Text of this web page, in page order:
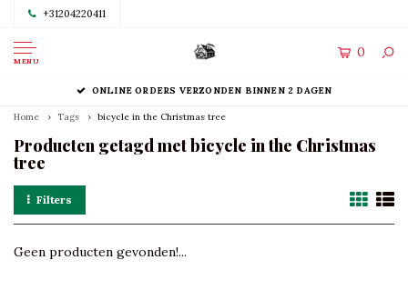
+31204220411
MENU
0
ONLINE ORDERS VERZONDEN BINNEN 2 DAGEN
Home Tags bicycle in the Christmas tree
Producten getagd met bicycle in the Christmas
tree
Filters
Geen producten gevonden!...